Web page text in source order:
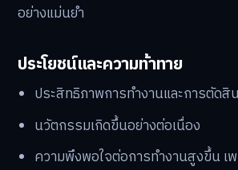
อย่างแม่นยำ
ประโยชน์และความท้าทาย
ประสิทธิภาพการทำงานและการตัดสิ
นวัตกรรมเกิดขึ้นอย่างต่อเนื่อง
ความพึงพอใจต่อการทำงานสูงขึ้น เ